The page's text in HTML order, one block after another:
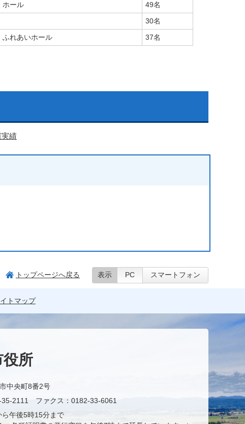
ホール
49名
30名
れあいホール 37名
績
トップページへ戻る 表示 PC スマートフォン
トマップ
役所
中央町8番2号
35-2111 ファクス：0182-33-6061
午後5時15分まで